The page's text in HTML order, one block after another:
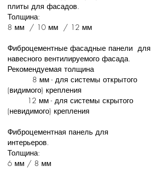
плиты для фасадов.
Толщина:
8 мм / 10 мм / 12 мм
Фиброцементные фасадные панели для
навесного вентилируемого фасада.
Рекомендуемая толщина
8 мм - для системы открытого
(видимого) крепления
12 мм - для системы скрытого
(невидимого) крепления
Фиброцементная панель для
интерьеров.
Толщина:
6 мм / 8 мм